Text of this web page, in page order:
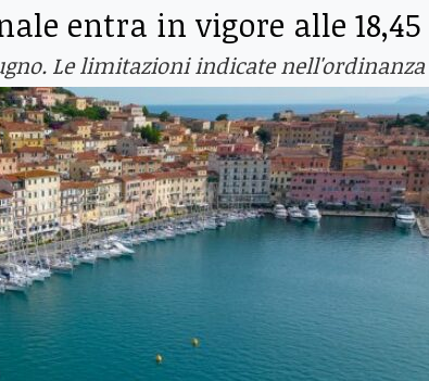
entra in vigore alle 18,45
Le limitazioni indicate nell'ordinanza